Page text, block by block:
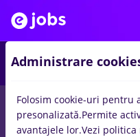
locuri de muncavopsitor,
experientainConstructii /
Administrare
Folosim cookie-uri pentru
presonalizată.Permite
avantajele lor.Vezi